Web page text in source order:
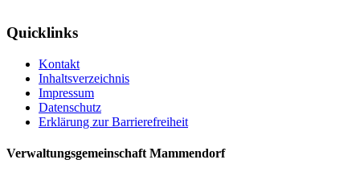
Quicklinks
Kontakt
Inhaltsverzeichnis
Impressum
Datenschutz
Erklärung zur Barrierefreiheit
Verwaltungsgemeinschaft Mammendorf